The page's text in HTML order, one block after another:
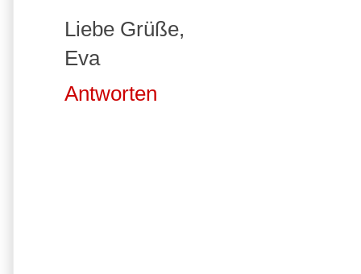
Liebe Grüße,
Eva
Antworten